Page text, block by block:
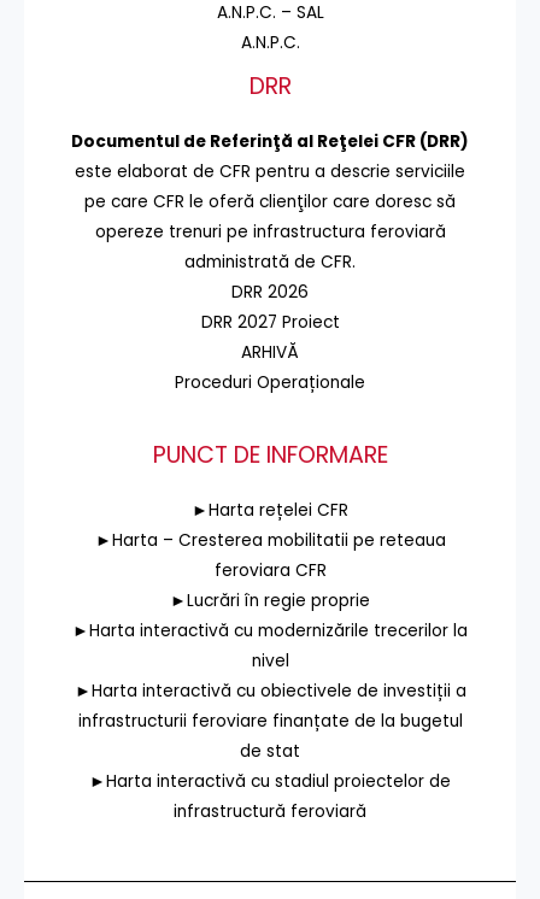
A.N.P.C. – SAL
A.N.P.C.
DRR
Documentul de Referinţă al Reţelei CFR (DRR)
este elaborat de CFR pentru a descrie serviciile
pe care CFR le oferă clienţilor care doresc să
opereze trenuri pe infrastructura feroviară
administrată de CFR.
DRR 2026
DRR 2027 Proiect
ARHIVĂ
Proceduri Operaționale
PUNCT DE INFORMARE
►Harta rețelei CFR
►Harta – Cresterea mobilitatii pe reteaua
feroviara CFR
►Lucrări în regie proprie
►Harta interactivă cu modernizările trecerilor la
nivel
►Harta interactivă cu obiectivele de investiții a
infrastructurii feroviare finanțate de la bugetul
de stat
►Harta interactivă cu stadiul proiectelor de
infrastructură feroviară